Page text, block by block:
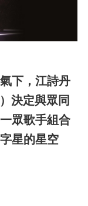
下，江詩丹
決定與眾同
眾歌手組合
星的星空